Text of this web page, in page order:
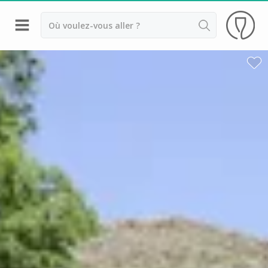
Retour
Dégustation vin Aix en Provence
Domaines viticoles Bandol
Dégustation vin Marseille
Domaines viticoles Nice
Domaines viticoles Var
Château Font du Broc
Château Saint Maur
Commanderie de Peyrassol
Domaine de la Bégude